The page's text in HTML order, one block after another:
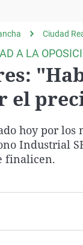
ViudaNavarra
Ciudad
A LA
hoy por
Industrial
finalicen.